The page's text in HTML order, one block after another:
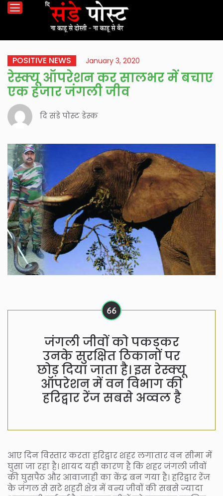
POSITIVE NEWS January 3, 2020
रेस्क्यू ऑपरेशन कर सालभर में बचाए
एक हजार जंगली जीव
दि संडे पोस्ट डेस्क
जंगली जीवों को पकड़कर
उनके सुरक्षित ठिकानों पर
छोड़ दिया जाता है। इस रेस्क्यू
ऑपरेशन में वन विभाग की
हरिद्वार रेंज सबसे अव्वल है
आए दिन विस्तार करता हरिद्वार शहर लगातार वन सीमा में
घुसा जा रहा है। शायद यही कारण है कि शहर जंगली जीवों
की घुसपैठ और आवाजाही का केंद्र बन गया है। हरिद्वार रेंज
के जंगल से सटे शहरी क्षेत्र में वन्य जीवों की सबसे ज्यादा